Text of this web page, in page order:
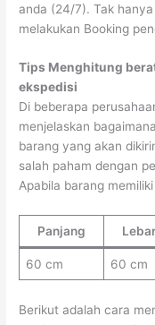
anda (24/7). Tak
melakukan Booking
Tips Menghitung
ekspedisi
Di beberapa
menjelaskan
barang yang akan
salah paham dengan
Apabila barang
Panjang Lebar
60 cm 60 cm
Berikut adalah cara